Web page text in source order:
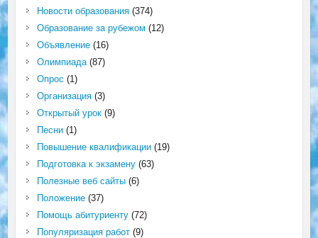
Новости образования(374)
Образование за рубежом (12)
Объявление(16)
Олимпиада(87)
Опрос (1)
Организация(3)
Открытый урок(9)
Песни(1)
Повышение квалификации(19)
Подготовка к экзамену(63)
Полезные веб сайты(6)
Положение(37)
Помощь абитуриенту(72)
Популяризация работ(9)